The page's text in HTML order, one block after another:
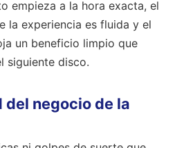
empieza a la hora exacta, el
la experiencia es fluida y el
un beneficio limpio que
siguiente disco.
del negocio de la